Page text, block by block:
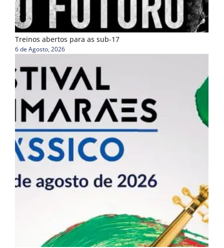
Treinos abertos para as sub-17
6 de Agosto, 2026